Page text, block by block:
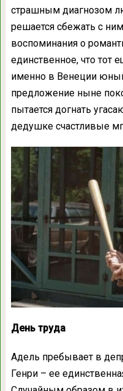
страшным диагнозом
решается сбежать с
воспоминания о
единственное, что тот
именно в Венеции
предложение ныне
пытается догнать
дедушке счастливые
День труда
Адель пребывает в
Генри – ее